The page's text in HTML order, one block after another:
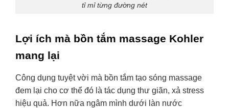
tỉ mỉ từng đường nét
Lợi ích mà bồn tắm massage Kohler
mang lại
Công dụng tuyệt vời mà bồn tắm tạo sóng massage
đem lại cho cơ thể đó là tác dụng thư giãn, xả stress
hiệu quả. Hơn nữa ngâm mình dưới làn nước